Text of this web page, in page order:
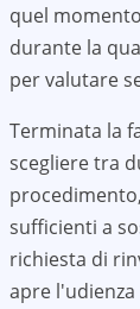
quel
durante la
per valutare
Terminata la
scegliere tra
sufficienti a
richiesta di
apre